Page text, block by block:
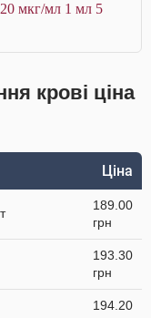
20 мкг/мл 1 мл 5
крові ціна
Ціна
189.00
грн
193.30
грн
194.20